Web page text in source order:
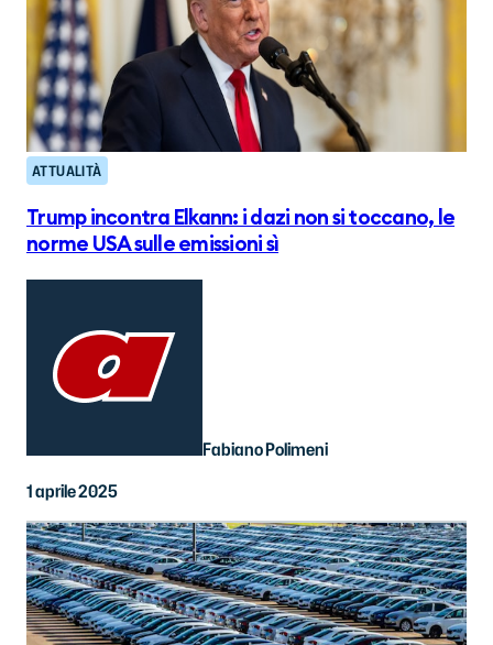
ATTUALITÀ
Trump incontra Elkann: i dazi non si toccano, le
norme USA sulle emissioni sì
Fabiano Polimeni
1 aprile 2025